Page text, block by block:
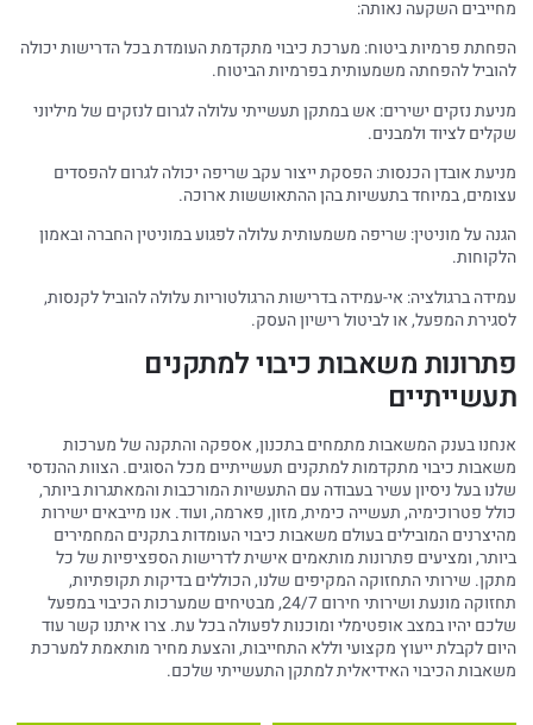
מחייבים השקעה נאותה:
הפחתת פרמיות ביטוח: מערכת כיבוי מתקדמת העומדת בכל הדרישות יכולה
להוביל להפחתה משמעותית בפרמיות הביטוח.
מניעת נזקים ישירים: אש במתקן תעשייתי עלולה לגרום לנזקים של מיליוני
שקלים לציוד ולמבנים.
מניעת אובדן הכנסות: הפסקת ייצור עקב שריפה יכולה לגרום להפסדים
עצומים, במיוחד בתעשיות בהן ההתאוששות ארוכה.
הגנה על מוניטין: שריפה משמעותית עלולה לפגוע במוניטין החברה ובאמון
הלקוחות.
עמידה ברגולציה: אי-עמידה בדרישות הרגולטוריות עלולה להוביל לקנסות,
לסגירת המפעל, או לביטול רישיון העסק.
פתרונות משאבות כיבוי למתקנים
תעשייתיים
אנחנו בענק המשאבות מתמחים בתכנון, אספקה והתקנה של מערכות
משאבות כיבוי מתקדמות למתקנים תעשייתיים מכל הסוגים. הצוות ההנדסי
שלנו בעל ניסיון עשיר בעבודה עם התעשיות המורכבות והמאתגרות ביותר,
כולל פטרוכימיה, תעשייה כימית, מזון, פארמה, ועוד. אנו מייבאים ישירות
מהיצרנים המובילים בעולם משאבות כיבוי העומדות בתקנים המחמירים
ביותר, ומציעים פתרונות מותאמים אישית לדרישות הספציפיות של כל
מתקן. שירותי התחזוקה המקיפים שלנו, הכוללים בדיקות תקופתיות,
תחזוקה מונעת ושירותי חירום 24/7, מבטיחים שמערכות הכיבוי במפעל
שלכם יהיו במצב אופטימלי ומוכנות לפעולה בכל עת. צרו איתנו קשר עוד
היום לקבלת ייעוץ מקצועי וללא התחייבות, והצעת מחיר מותאמת למערכת
משאבות הכיבוי האידיאלית למתקן התעשייתי שלכם.